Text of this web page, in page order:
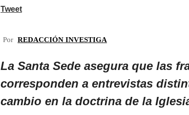
Tweet
Por REDACCIÓN INVESTIGA
La Santa Sede asegura que las
corresponden a entrevistas
cambio en la doctrina de la